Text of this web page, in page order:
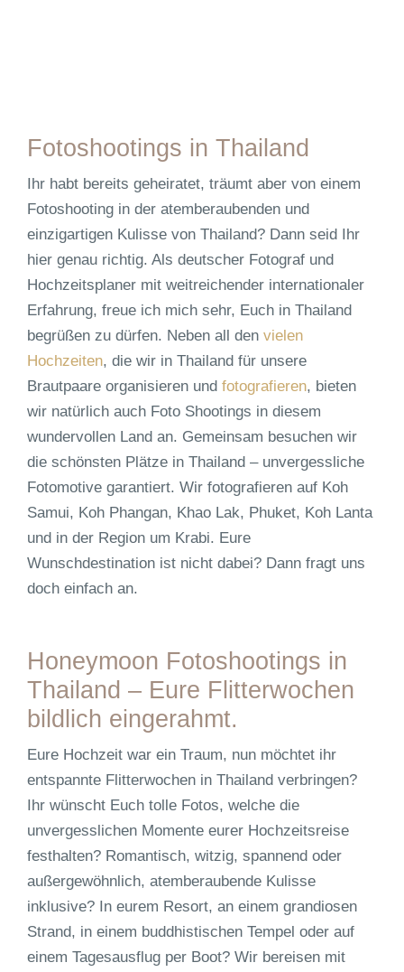
Fotoshootings in Thailand
Ihr habt bereits geheiratet, träumt aber von einem
Fotoshooting in der atemberaubenden und
einzigartigen Kulisse von Thailand? Dann seid Ihr
hier genau richtig. Als deutscher Fotograf und
Hochzeitsplaner mit weitreichender internationaler
Erfahrung, freue ich mich sehr, Euch in Thailand
begrüßen zu dürfen. Neben all den vielen
Hochzeiten, die wir in Thailand für unsere
Brautpaare organisieren und fotografieren, bieten
wir natürlich auch Foto Shootings in diesem
wundervollen Land an. Gemeinsam besuchen wir
die schönsten Plätze in Thailand – unvergessliche
Fotomotive garantiert. Wir fotografieren auf Koh
Samui, Koh Phangan, Khao Lak, Phuket, Koh Lanta
und in der Region um Krabi. Eure
Wunschdestination ist nicht dabei? Dann fragt uns
doch einfach an.
Honeymoon Fotoshootings in
Thailand – Eure Flitterwochen
bildlich eingerahmt.
Eure Hochzeit war ein Traum, nun möchtet ihr
entspannte Flitterwochen in Thailand verbringen?
Ihr wünscht Euch tolle Fotos, welche die
unvergesslichen Momente eurer Hochzeitsreise
festhalten? Romantisch, witzig, spannend oder
außergewöhnlich, atemberaubende Kulisse
inklusive? In eurem Resort, an einem grandiosen
Strand, in einem buddhistischen Tempel oder auf
einem Tagesausflug per Boot? Wir bereisen mit